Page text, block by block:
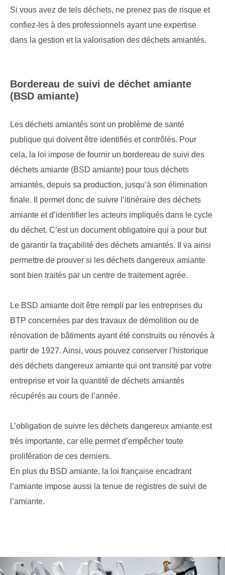
Si vous avez de tels déchets, ne prenez pas de risque et
confiez-les à des professionnels ayant une expertise
dans la gestion et la valorisation des déchets amiantés.
Bordereau de suivi de déchet amiante
(BSD amiante)
Les déchets amiantés sont un problème de santé
publique qui doivent être identifiés et contrôlés. Pour
cela, la loi impose de fournir un bordereau de suivi des
déchets amiante (BSD amiante) pour tous déchets
amiantés, depuis sa production, jusqu’à son élimination
finale. Il permet donc de suivre l’itinéraire des déchets
amiante et d’identifier les acteurs impliqués dans le cycle
du déchet. C’est un document obligatoire qui a pour but
de garantir la traçabilité des déchets amiantés. Il va ainsi
permettre de prouver si les déchets dangereux amiante
sont bien traités par un centre de traitement agrée.
Le BSD amiante doit être rempli par les entreprises du
BTP concernées par des travaux de démolition ou de
rénovation de bâtiments ayant été construits ou rénovés à
partir de 1927. Ainsi, vous pouvez conserver l’historique
des déchets dangereux amiante qui ont transité par votre
entreprise et voir la quantité de déchets amiantés
récupérés au cours de l’année.
L’obligation de suivre les déchets dangereux amiante est
très importante, car elle permet d’empêcher toute
prolifération de ces derniers.
En plus du BSD amiante, la loi française encadrant
l’amiante impose aussi la tenue de registres de suivi de
l’amiante.